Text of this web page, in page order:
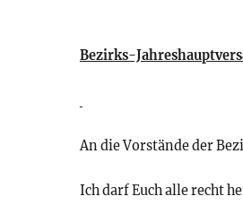
Bezirks-
An die Vorstände der
Ich darf Euch alle recht